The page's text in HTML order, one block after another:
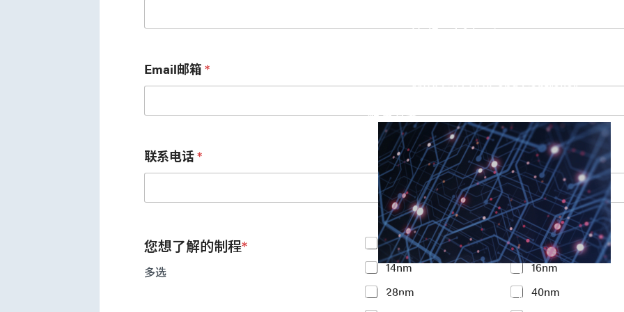
UniPro 1.6 host
MIPI C/D PHY and Controller
解决方案
Accelerate Innovative
M31’s vision is to be the most
Email邮箱 *
联系电话*
您想了解的制程*
多选
Y
o
u
r
I
n
<7nm 7nm
14nm
16nm
28nm
40nm